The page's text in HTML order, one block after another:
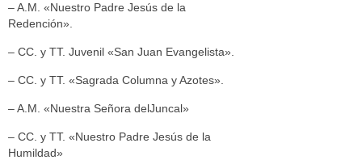
– A.M. «Nuestro Padre Jesús de la
Redención».
– CC. y TT. Juvenil «San Juan Evangelista».
– CC. y TT. «Sagrada Columna y Azotes».
– A.M. «Nuestra Señora delJuncal»
– CC. y TT. «Nuestro Padre Jesús de la
Humildad»